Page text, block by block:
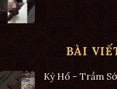
BÀI
Kỳ Hổ – Trầm